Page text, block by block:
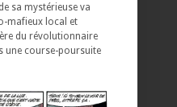
sa mystérieuse va
mafieux local et
du révolutionnaire
une course-poursuite